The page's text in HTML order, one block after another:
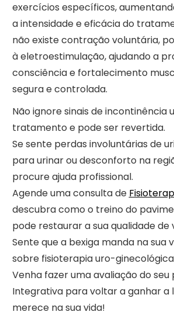
exercícios específicos,
a intensidade e eficácia do
não existe contração voluntária,
à eletroestimulação, ajudando a
consciência e fortalecimento
segura e controlada.
Não ignore sinais de incontinência
tratamento e pode ser revertida.
Se sente perdas involuntárias de
para urinar ou desconforto na
procure ajuda profissional.
Agende uma consulta de
descubra como o treino do
pode restaurar a sua qualidade de
Sente que a bexiga manda na sua
sobre fisioterapia uro-
Venha fazer uma avaliação do
Integrativa para voltar a ganhar a
merece na sua vida!